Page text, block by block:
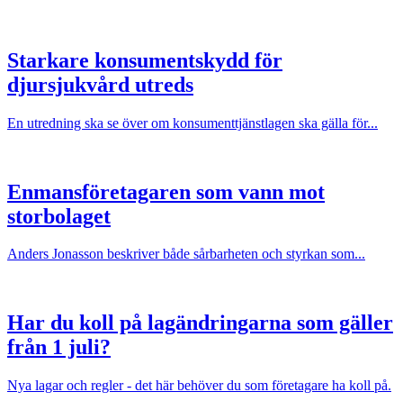
Starkare konsumentskydd för
djursjukvård utreds
En utredning ska se över om konsumenttjänstlagen ska gälla för...
Enmansföretagaren som vann mot
storbolaget
Anders Jonasson beskriver både sårbarheten och styrkan som...
Har du koll på lagändringarna som gäller
från 1 juli?
Nya lagar och regler - det här behöver du som företagare ha koll på.